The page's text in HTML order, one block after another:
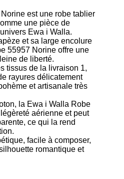
est une robe tablier
une pièce de
Ewa i Walla.
et sa large encolure
55957 Norine offre une
de liberté.
tissus de la livraison 1,
rayures délicatement
et artisanale très
la Ewa i Walla Robe
aérienne et peut
ce qui la rend
facile à composer,
romantique et